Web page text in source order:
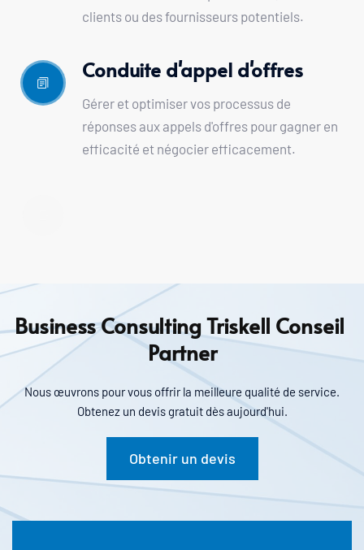
clients ou des fournisseurs potentiels.
Conduite d'appel d'offres
Gérer et optimiser vos processus de
réponses aux appels d'offres pour gagner en
efficacité et négocier efficacement.
Business Consulting Triskell Conseil
Partner
Nous œuvrons pour vous offrir la meilleure qualité de service.
Obtenez un devis gratuit dès aujourd'hui.
Obtenir un devis